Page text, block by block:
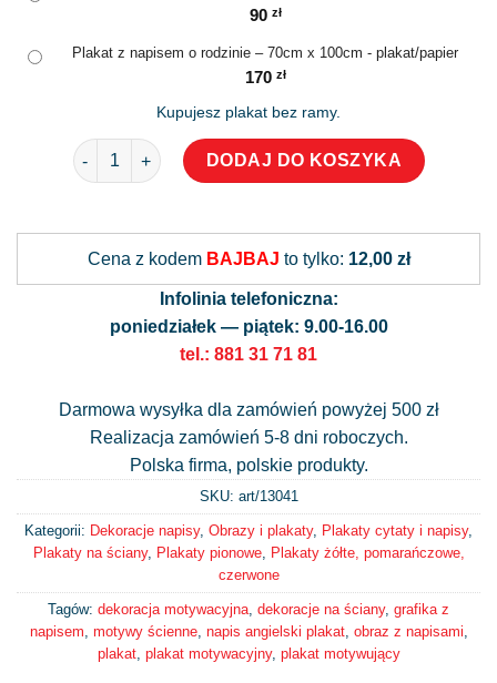
90 zł
Plakat z napisem o rodzinie – 70cm x 100cm - plakat/papier
170 zł
Kupujesz plakat bez ramy.
ilość Plakat z napisem o rodzinie
DODAJ DO KOSZYKA
Cena z kodem BAJBAJ to tylko: 12,00 zł
Infolinia telefoniczna:
poniedziałek — piątek: 9.00-16.00
tel.: 881 31 71 81
Darmowa wysyłka dla zamówień powyżej 500 zł
Realizacja zamówień 5-8 dni roboczych.
Polska firma, polskie produkty.
SKU: art/13041
Kategorii: Dekoracje napisy, Obrazy i plakaty, Plakaty cytaty i napisy,
Plakaty na ściany, Plakaty pionowe,
Plakaty żółte, pomarańczowe,
czerwone
Tagów: dekoracja motywacyjna dekoracje na ściany, grafika z
napisem motywy ścienne, napis angielski plakat, obraz z napisami
plakat, plakat motywacyjny, plakat motywujący